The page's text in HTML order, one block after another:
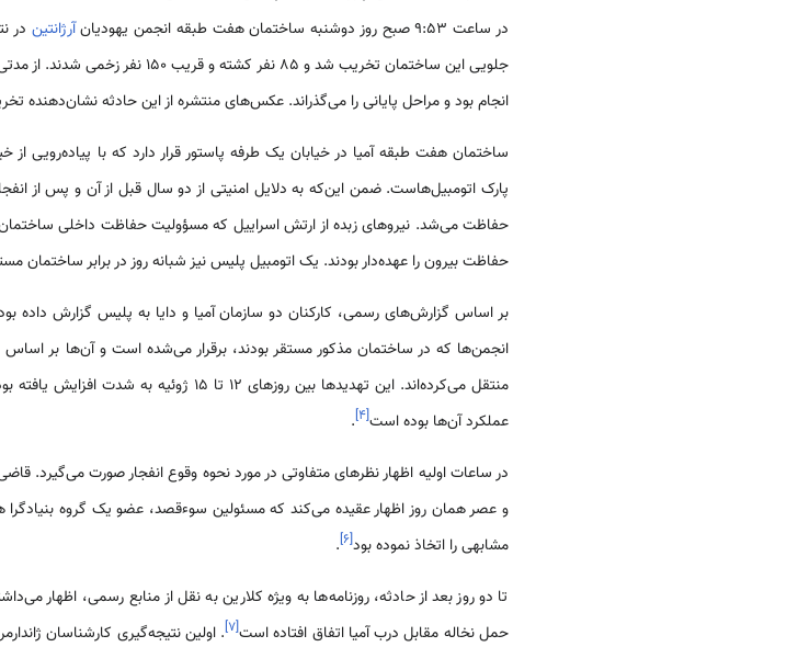
در ساعت ۹:۵۳ صبح روز دوشنبه ساختمان هفت طبقه انجمن یهودیان آرژانتین در
جلویی این ساختمان تخریب شد و ۸۵
انجام بود و مراحل پایانی را می‌گذراند. عکس‌های منتشره از این حادثه
ساختمان هفت طبقه آمیا در خیابان یک طرفه پاستور قرار دارد که با پیاده‌رویی
حفاظت می‌شد. نیروهای زبده از ارتش اسراییل که مسؤولیت حفاظت داخلی
حفاظت بیرون را عهده‌دار بودند. یک اتومبیل پلیس نیز شبانه روز در برابر ساختمان
بر اساس گزارش‌های رسمی، کارکنان دو سازمان آمیا و دایا به پلیس گزارش داده
انجمن‌ها که در ساختمان مذکور مستقر بودند، برقرار می‌شده است و آن‌ها بر
منتقل می‌کرده‌اند. این تهدیدها بین روزهای
عملکرد آن‌ها بوده است[۴]
.
و عصر همان روز اظهار عقیده می‌کند که مسئولین سوءقصد، عضو یک گروه بنیادگرا
مشابهی را اتخاذ نموده بود[۶]
.
تا دو روز بعد از حادثه، روزنامه‌ها به ویژه کلارین به نقل از منابع رسمی، اظهار
حمل نخاله مقابل درب آمیا اتفاق افتاده است[۷]. اولین نتیجه‌گیری کارشناسان